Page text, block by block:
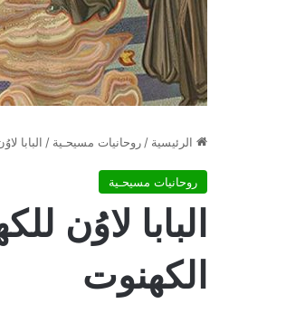
الرئيسية / روحانيات مسيحـية / البابا
روحانيات مسيحـية
البابا لاوُن
الكهنوت